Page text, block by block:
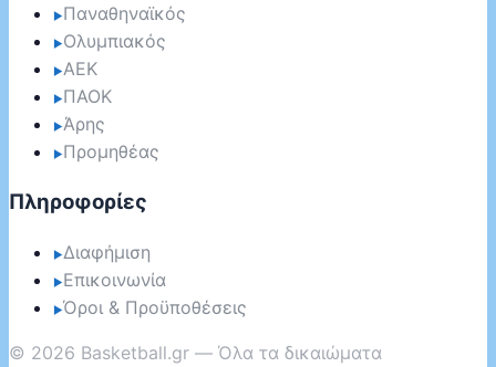
▶Παναθηναϊκός
▶Ολυμπιακός
▶ΑΕΚ
▶ΠΑΟΚ
▶Άρης
▶Προμηθέας
Πληροφορίες
▶Διαφήμιση
▶Επικοινωνία
▶Όροι & Προϋποθέσεις
© 2026 Basketball.gr — Όλα τα δικαιώματα